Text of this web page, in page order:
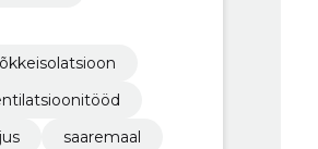
saaremaal